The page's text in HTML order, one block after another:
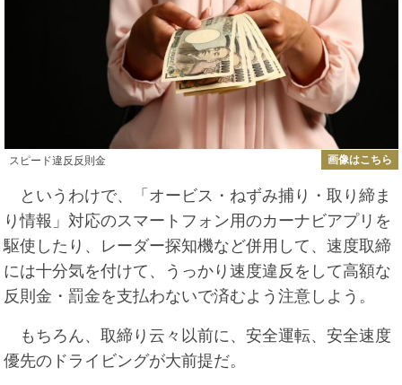
スピード違反反則金 画像はこちら
というわけで、「オービス・ねずみ捕り・取り締ま
り情報」対応のスマートフォン用のカーナビアプリを
駆使したり、レーダー探知機など併用して、速度取締
には十分気を付けて、うっかり速度違反をして高額な
反則金・罰金を支払わないで済むよう注意しよう。
もちろん、取締り云々以前に、安全運転、安全速度
優先のドライビングが大前提だ。